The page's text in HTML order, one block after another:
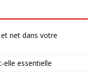
net dans votre
elle essentielle